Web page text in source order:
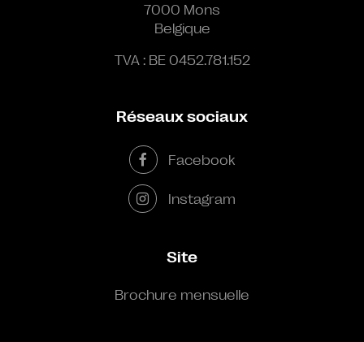
7000 Mons
Belgique
TVA : BE 0452.781.152
Réseaux sociaux
Facebook
Instagram
Site
Brochure mensuelle